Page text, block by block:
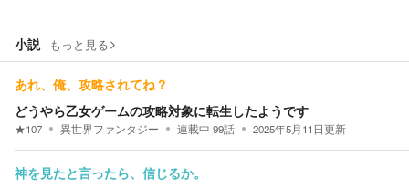
小説 もっと見る
あれ、俺、攻略されてね？
どうやら乙女ゲームの攻略対象に転生したようです
★107 異世界ファンタジー 連載中 99話 2025年5月11日更新
神を見たと言ったら、信じるか。